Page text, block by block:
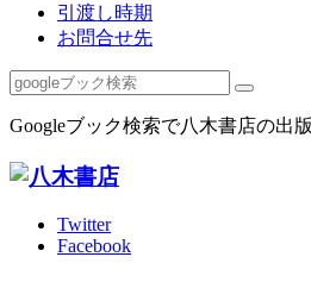
引渡し時期
お問合せ先
Googleブック検索で八木書店の出
Twitter
Facebook